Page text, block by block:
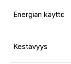
Energian käyttö
Kestävyys